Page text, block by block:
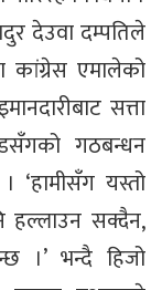
देउवा दम्पतिले
एमालेको
सत्ता
गठबन्धन
‘हामीसँग यस्तो
हल्लाउन सक्दैन,
।’ भन्दै हिजो